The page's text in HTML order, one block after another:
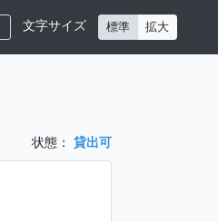
文字サイズ 標準 拡大
状態： 貸出可